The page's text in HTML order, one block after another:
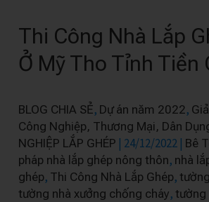
Thi Công Nhà Lắp
Ở Mỹ Tho Tỉnh Tiền
BLOG CHIA SẺ, Dự án năm 2022 ,
Công Nghiệp, Thương Mại, Dân
NGHIỆP LẮP GHÉP | 24/12/2022 | Bê
pháp nhà lắp ghép nông thôn, nhà
ghép, Thi Công Nhà Lắp Ghép,
tường nhà xưởng chống cháy, tường
Nhà
Lắp
Ghép
An
Ở
Mỹ
Tho
Tỉnh